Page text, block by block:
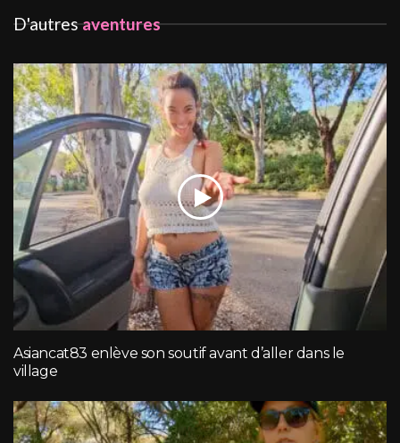
D'autresaventures
Asiancat83 enlève son soutif avant d’aller dans le
village